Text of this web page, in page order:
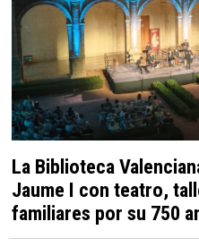
La Biblioteca
Jaume I con teatro,